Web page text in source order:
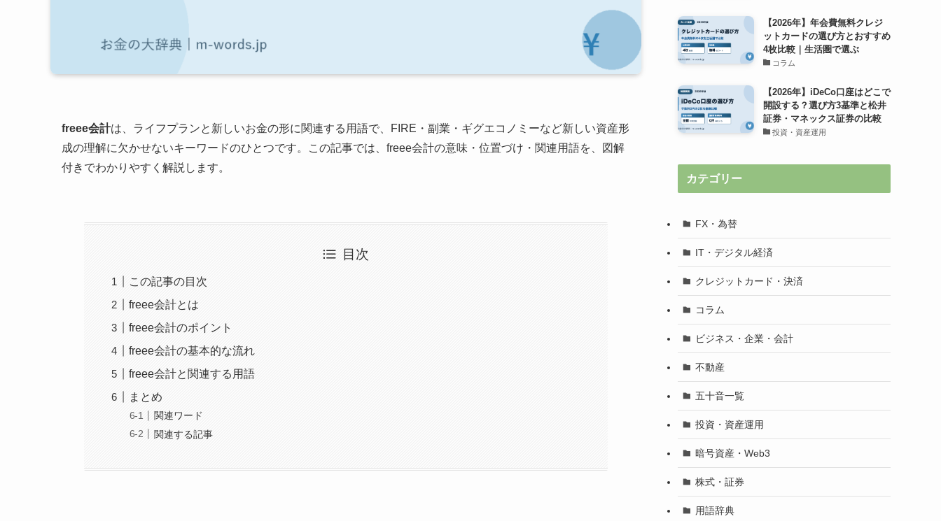
freee会計は、ライフプランと新しいお金の形に関連する用語で、FIRE・副業・ギグエコノミーなど新しい資産形
成の理解に欠かせないキーワードのひとつです。この記事では、freee会計の意味・位置づけ・関連用語を、図解
付きでわかりやすく解説します。
目次
この記事の目次
freee会計とは
freee会計のポイント
freee会計の基本的な流れ
freee会計と関連する用語
まとめ
関連ワード
関連する記事
【2026年】年会費無料クレジ
ットカードの選び方とおすすめ
4枚比較｜生活圏で選ぶ
コラム
【2026年】iDeCo口座はどこで
開設する？選び方3基準と松井
証券・マネックス証券の比較
投資・資産運用
カテゴリー
FX・為替
IT・デジタル経済
クレジットカード・決済
コラム
ビジネス・企業・会計
不動産
五十音一覧
投資・資産運用
暗号資産・Web3
株式・証券
用語辞典